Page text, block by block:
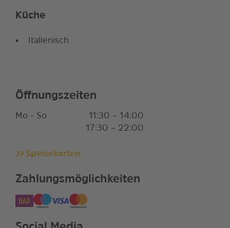
Küche
Italienisch
Öffnungszeiten
Mo - So
11:30 – 14:00
17:30 – 22:00
Speisekarten
Zahlungsmöglichkeiten